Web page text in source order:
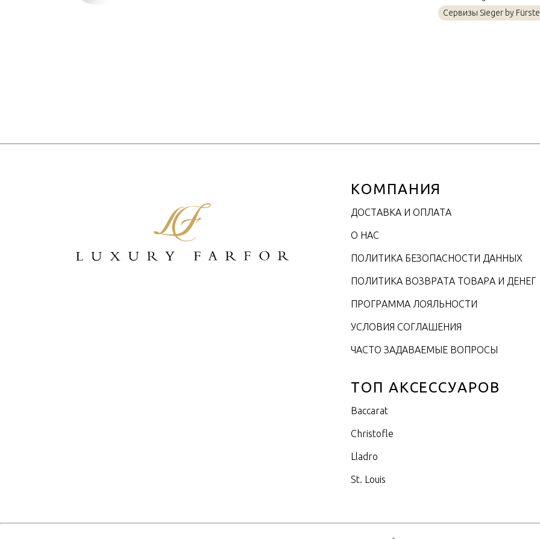
Объем / Размер
Сервизы Sieger by
КОМПАНИЯ
ДОСТАВКА И ОПЛАТА
О НАС
ПОЛИТИКА БЕЗОПАСНОСТИ ДАННЫХ
ПОЛИТИКА ВОЗВРАТА ТОВАРА И ДЕНЕГ
ПРОГРАММА ЛОЯЛЬНОСТИ
УСЛОВИЯ СОГЛАШЕНИЯ
ЧАСТО ЗАДАВАЕМЫЕ ВОПРОСЫ
ТОП АКСЕССУАРОВ
Baccarat
Christofle
Lladro
St. Louis